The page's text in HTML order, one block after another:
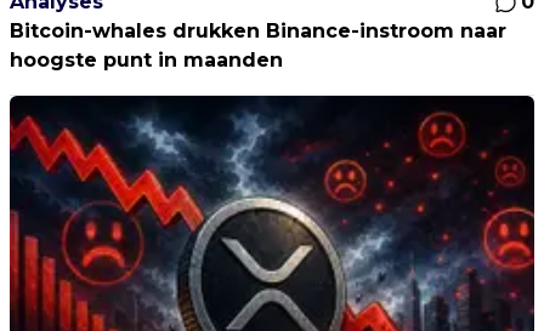
Bitcoin-whales drukken Binance-instroom naar
hoogste punt in maanden